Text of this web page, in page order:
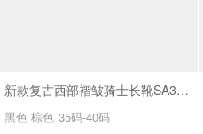
新款复古西部褶皱骑士长靴SA33037
黑色 棕色 35码-40码